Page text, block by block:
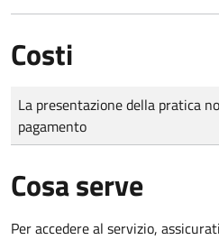
Costi
Tipo di pagamento
Importo
La presentazione della pratica
pagamento
Cosa serve
Per accedere al servizio,